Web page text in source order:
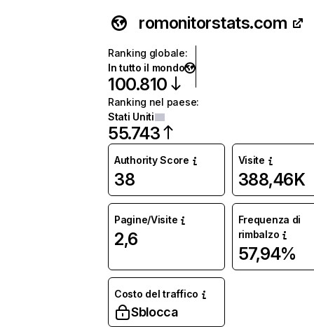
romonitorstats.com
Ranking globale:
In tutto il mondo
100.810
Ranking nel paese:
Stati Uniti
55.743
Authority Score
38
Visite
388,46K
Pagine/Visite
2,6
Frequenza di
rimbalzo
57,94%
Costo del traffico
Sblocca